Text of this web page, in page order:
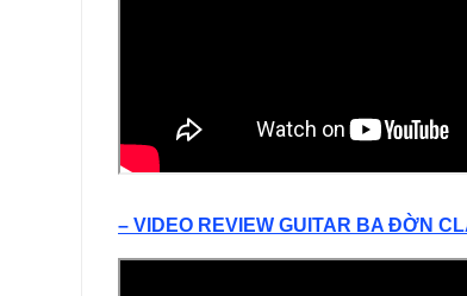
– VIDEO REVIEW GUITAR BA ĐỜN